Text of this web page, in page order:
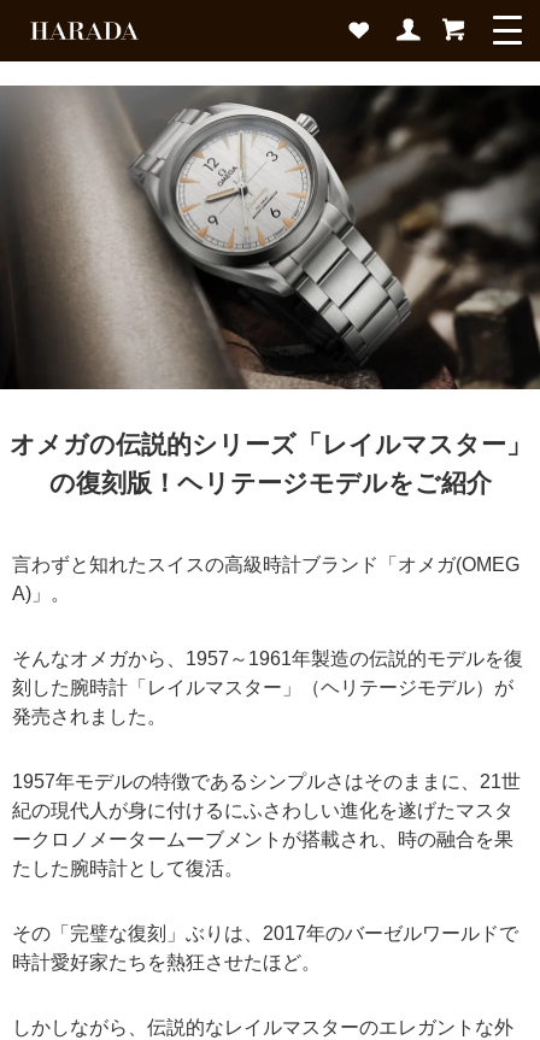
オメガの伝説的シリーズ「レイルマスター」
の復刻版！ヘリテージモデルをご紹介
言わずと知れたスイスの高級時計ブランド「オメガ(OMEG
A)」。
そんなオメガから、1957～1961年製造の伝説的モデルを復
刻した腕時計「レイルマスター」（ヘリテージモデル）が
発売されました。
1957年モデルの特徴であるシンプルさはそのままに、21世
紀の現代人が身に付けるにふさわしい進化を遂げたマスタ
ークロノメータームーブメントが搭載され、時の融合を果
たした腕時計として復活。
その「完璧な復刻」ぶりは、2017年のバーゼルワールドで
時計愛好家たちを熱狂させたほど。
しかしながら、伝説的なレイルマスターのエレガントな外